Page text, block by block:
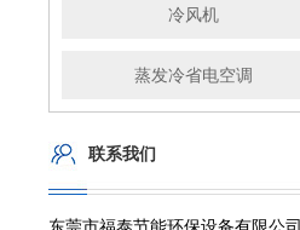
冷风机
蒸发冷省电空调
联系我们